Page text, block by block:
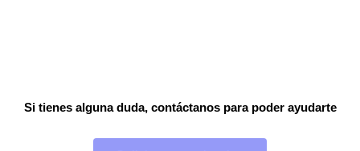
Si tienes alguna duda, contáctanos para poder ayudarte